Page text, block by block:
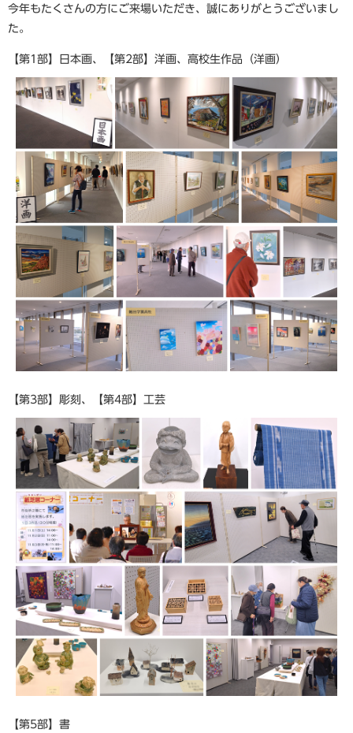
今年もたくさんの方にご来場いただき、誠にありがとうございまし
た。
【第1部】日本画、【第2部】洋画、高校生作品（洋画）
【第3部】彫刻、【第4部】工芸
【第5部】書